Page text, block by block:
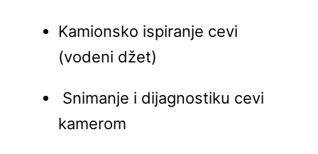
Kamionsko ispiranje cevi
(vodeni džet)
Snimanje i dijagnostiku cevi
kamerom